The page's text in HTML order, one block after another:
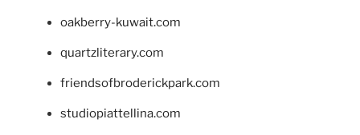
oakberry-kuwait.com
quartzliterary.com
friendsofbroderickpark.com
studiopiattellina.com